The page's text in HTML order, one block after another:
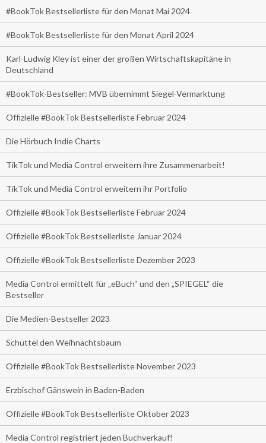
#BookTok Bestsellerliste für den Monat Mai 2024
#BookTok Bestsellerliste für den Monat April 2024
Karl-Ludwig Kley ist einer der großen Wirtschaftskapitäne in
Deutschland
#BookTok-Bestseller: MVB übernimmt Siegel-Vermarktung
Offizielle #BookTok Bestsellerliste Februar 2024
Die Hörbuch Indie Charts
TikTok und Media Control erweitern ihre Zusammenarbeit!
TikTok und Media Control erweitern ihr Portfolio
Offizielle #BookTok Bestsellerliste Februar 2024
Offizielle #BookTok Bestsellerliste Januar 2024
Offizielle #BookTok Bestsellerliste Dezember 2023
Media Control ermittelt für „eBuch“ und den „SPIEGEL“ die
Bestseller
Die Medien-Bestseller 2023
Schüttel den Weihnachtsbaum
Offizielle #BookTok Bestsellerliste November 2023
Erzbischof Gänswein in Baden-Baden
Offizielle #BookTok Bestsellerliste Oktober 2023
Media Control registriert jeden Buchverkauf!